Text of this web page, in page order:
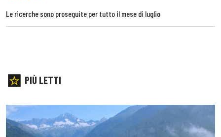
Le ricerche sono proseguite per tutto il mese di luglio
PIÙ LETTI